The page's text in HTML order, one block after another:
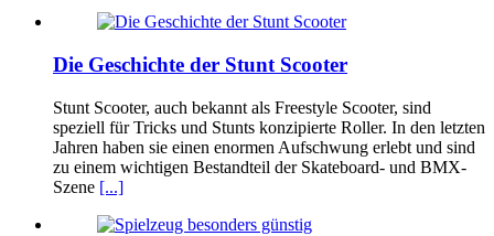
Die Geschichte der Stunt Scooter
Stunt Scooter, auch bekannt als Freestyle Scooter, sind
speziell für Tricks und Stunts konzipierte Roller. In den letzten
Jahren haben sie einen enormen Aufschwung erlebt und sind
zu einem wichtigen Bestandteil der Skateboard- und BMX-
Szene [...]